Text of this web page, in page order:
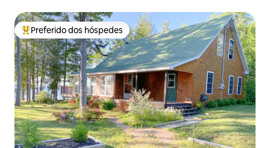
Entre os melhores preferidos dos hóspedes
Preferido dos hóspedes